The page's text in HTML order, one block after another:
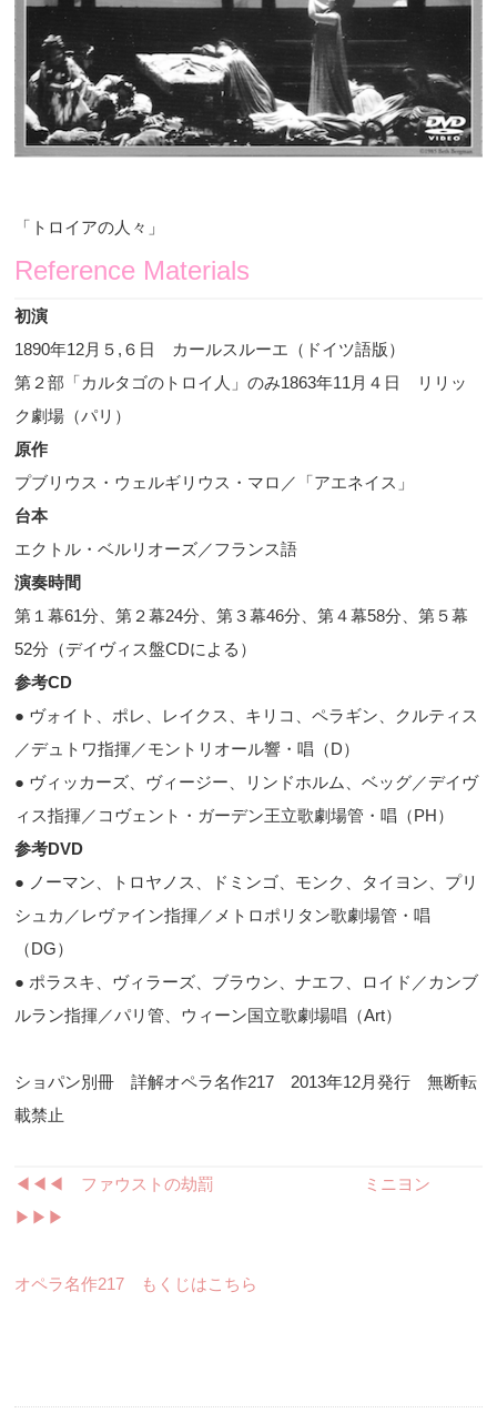
「トロイアの人々」
Reference Materials
初演
1890年12月５ , ６日 カールスルーエ（ドイツ語版）
第２部「カルタゴのトロイ人」のみ1863年11 月４日 リリッ
ク劇場（パリ）
原作
プブリウス・ウェルギリウス・マロ／「アエネイス」
台本
エクトル・ベルリオーズ／フランス語
演奏時間
第１幕61分、第２幕24分、第３幕46分、第４幕58分、第５幕
52分（デイヴィス盤CDによる）
参考CD
● ヴォイト、ポレ、レイクス、キリコ、ペラギン、クルティス
／デュトワ指揮／モントリオール響・唱（D）
● ヴィッカーズ、ヴィージー、リンドホルム、ベッグ／デイヴ
ィス指揮／コヴェント・ガーデン王立歌劇場管・唱（PH）
参考DVD
● ノーマン、トロヤノス、ドミンゴ、モンク、タイヨン、プリ
シュカ／レヴァイン指揮／メトロポリタン歌劇場管・唱
（DG）
● ポラスキ、ヴィラーズ、ブラウン、ナエフ、ロイド／カンブ
ルラン指揮／パリ管、ウィーン国立歌劇場唱（Art）
ショパン別冊 詳解オペラ名作217 2013年12月発行 無断転
載禁止
◀︎◀︎◀︎ ファウストの劫罰
ミニヨン
▶︎▶︎▶︎
オペラ名作217 もくじはこちら